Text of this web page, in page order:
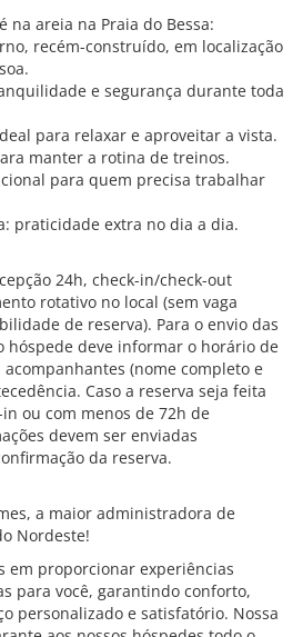
na areia na Praia do Bessa:
recém-construído, em localização
e segurança durante toda
para relaxar e aproveitar a vista.
manter a rotina de treinos.
para quem precisa trabalhar
praticidade extra no dia a dia.
24h, check-in/check-out
rotativo no local (sem vaga
de reserva). Para o envio das
hóspede deve informar o horário de
(nome completo e
Caso a reserva seja feita
ou com menos de 72h de
devem ser enviadas
da reserva.
a maior administradora de
Nordeste!
em proporcionar experiências
para você, garantindo conforto,
personalizado e satisfatório. Nossa